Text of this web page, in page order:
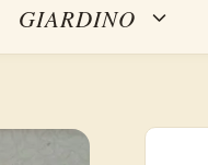
GIARDINO